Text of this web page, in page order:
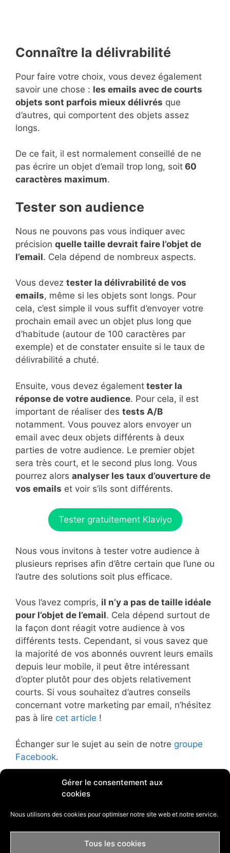
Gérer le consentement aux
cookies
Nous utilisons des cookies pour optimiser notre site web et notre service.
Tous les cookies
Connaître la délivrabilité
Pour faire votre choix, vous devez également
savoir une chose : les emails avec de courts
objets sont parfois mieux délivrés que
d’autres, qui comportent des objets assez
longs.
De ce fait, il est normalement conseillé de ne
pas écrire un objet d’email trop long, soit 60
caractères maximum.
Tester son audience
Nous ne pouvons pas vous indiquer avec
précision quelle taille devrait faire l’objet de
l’email. Cela dépend de nombreux aspects.
Vous devez tester la délivrabilité de vos
emails, même si les objets sont longs. Pour
cela, c’est simple il vous suffit d’envoyer votre
prochain email avec un objet plus long que
d’habitude (autour de 100 caractères par
exemple) et de constater ensuite si le taux de
délivrabilité a chuté.
Ensuite, vous devez également tester la
réponse de votre audience. Pour cela, il est
important de réaliser des tests A/B
notamment. Vous pouvez alors envoyer un
email avec deux objets différents à deux
parties de votre audience. Le premier objet
sera très court, et le second plus long. Vous
pourrez alors analyser les taux d’ouverture de
vos emails et voir s’ils sont différents.
Tester gratuitement Klaviyo
Nous vous invitons à tester votre audience à
plusieurs reprises afin d’être certain que l’une ou
l’autre des solutions soit plus efficace.
Vous l’avez compris, il n’y a pas de taille idéale
pour l’objet de l’email. Cela dépend surtout de
la façon dont réagit votre audience à vos
différents tests. Cependant, si vous savez que
la majorité de vos abonnés ouvrent leurs emails
depuis leur mobile, il peut être intéressant
d’opter plutôt pour des objets relativement
courts. Si vous souhaitez d’autres conseils
concernant votre marketing par email, n’hésitez
pas à lire cet article !
Échanger sur le sujet au sein de notre groupe
Facebook.
Vous aimerez également :
Avis Klaviyo : meilleur autorépondeur
pour le dropshipping ?
Comment bien choisir son autorépondeur